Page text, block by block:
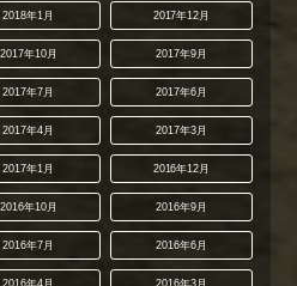
2018年1月 2017年12月
2017年10月 2017年9月
2017年7月 2017年6月
2017年4月 2017年3月
2017年1月 2016年12月
2016年10月 2016年9月
2016年7月 2016年6月